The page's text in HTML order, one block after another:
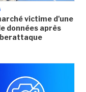
victime d'une
données après